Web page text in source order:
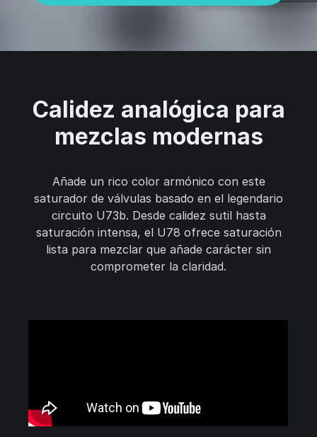
Calidez analógica para
mezclas modernas
Añade un rico color armónico con este
saturador de válvulas basado en el legendario
circuito U73b. Desde calidez sutil hasta
saturación intensa, el U78 ofrece saturación
lista para mezclar que añade carácter sin
comprometer la claridad.